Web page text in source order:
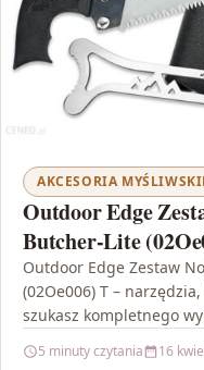
AKCESORIA
Outdoor Edge
Butcher-Lite
Outdoor Edge Zestaw
(02Oe006) T –
szukasz kompletnego
5 minuty czytania 16